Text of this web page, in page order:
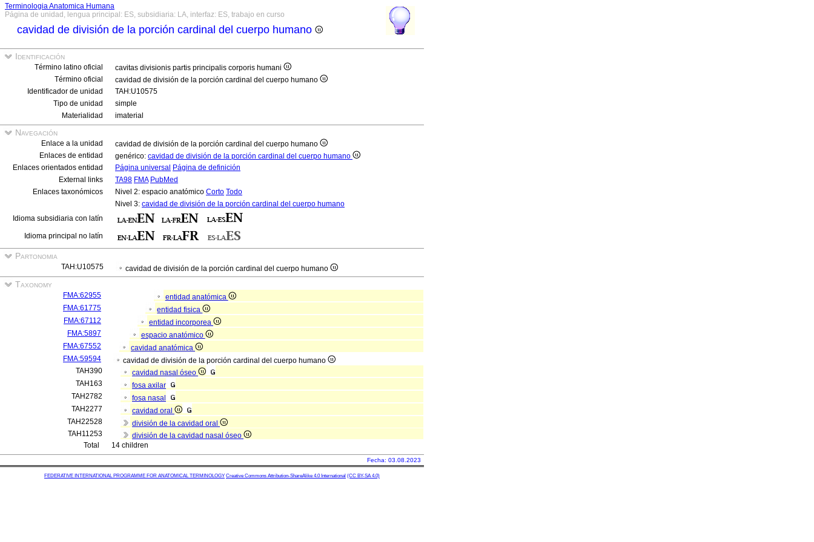
Terminologia Anatomica Humana
Página de unidad, lengua principal: ES, subsidiaria: LA, interfaz: ES, trabajo en curso
cavidad de división de la porción cardinal del cuerpo humano
Identificación
Término latino oficial
cavitas divisionis partis principalis corporis humani
Término oficial
cavidad de división de la porción cardinal del cuerpo humano
Identificador de unidad
TAH:U10575
Tipo de unidad
simple
Materialidad
imaterial
Navegación
Enlace a la unidad
cavidad de división de la porción cardinal del cuerpo humano
Enlaces de entidad
genérico: cavidad de división de la porción cardinal del cuerpo humano
Enlaces orientados entidad
Página universal Página de definición
External links
TA98 FMA PubMed
Enlaces taxonómicos
Nivel 2: espacio anatómico Corto Todo
Nivel 3: cavidad de división de la porción cardinal del cuerpo humano
Idioma subsidiaria con latín
Idioma principal no latín
Partonomia
TAH:U10575 cavidad de división de la porción cardinal del cuerpo humano
Taxonomy
FMA:62955
entidad anatómica
FMA:61775
entidad fisica
FMA:67112
entidad incorporea
FMA:5897
espacio anatómico
FMA:67552
cavidad anatómica
FMA:59594
cavidad de división de la porción cardinal del cuerpo humano
TAH390
cavidad nasal óseo
TAH163
fosa axilar
TAH2782
fosa nasal
TAH2277
cavidad oral
TAH22528
división de la cavidad oral
TAH11253
división de la cavidad nasal óseo
Total
14 children
Fecha: 03.08.2023
FEDERATIVE INTERNATIONAL PROGRAMME FOR ANATOMICAL TERMINOLOGY Creative Commons Attribution-ShareAlike 4.0 International (CC BY-SA 4.0)